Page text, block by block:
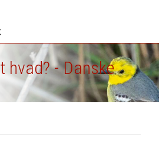
hvad? - Danske